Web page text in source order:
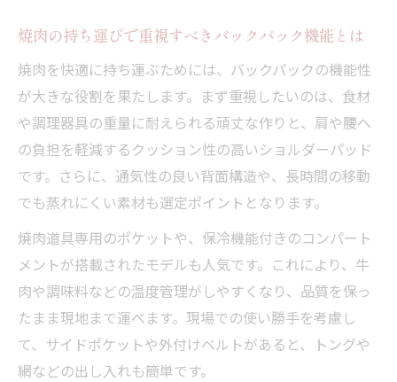
ク条件
焼肉に最適なフィット感と背負い心地のポ
イント
焼肉用バックパックで重さを感じにくい工
夫とは
焼肉道具をラクに持ち運ぶコツを伝授
焼肉道具ごとの収納テクニックでスムーズ
運搬
焼肉の荷物を軽く感じる持ち方のポイント
焼肉シーンに合わせた持ち運びスタイルの
工夫
焼肉の持ち運びで重視すべきバックパック機能とは
焼肉を快適に持ち運ぶためには、バックパックの機能性
が大きな役割を果たします。まず重視したいのは、食材
や調理器具の重量に耐えられる頑丈な作りと、肩や腰へ
の負担を軽減するクッション性の高いショルダーパッド
です。さらに、通気性の良い背面構造や、長時間の移動
でも蒸れにくい素材も選定ポイントとなります。
焼肉道具専用のポケットや、保冷機能付きのコンパート
メントが搭載されたモデルも人気です。これにより、牛
肉や調味料などの温度管理がしやすくなり、品質を保っ
たまま現地まで運べます。現場での使い勝手を考慮し
て、サイドポケットや外付けベルトがあると、トングや
網などの出し入れも簡単です。